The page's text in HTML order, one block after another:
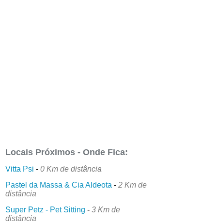
Locais Próximos - Onde Fica:
Vitta Psi -0 Km de distância
Pastel da Massa & Cia Aldeota -2 Km de
distância
Super Petz - Pet Sitting -3 Km de
distância